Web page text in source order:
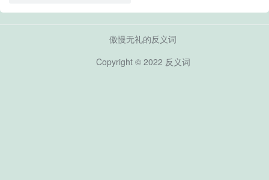
傲慢无礼的反义词
Copyright © 2022 反义词